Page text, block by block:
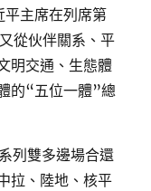
主席在列席第
從伙伴關系、平
明交通、生態體
的“五位一體”總
列雙多邊場合還
拉、陸地、核平